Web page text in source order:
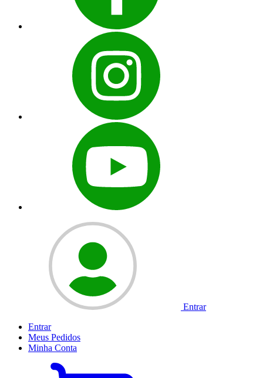
Entrar
Entrar
Meus Pedidos
Minha Conta